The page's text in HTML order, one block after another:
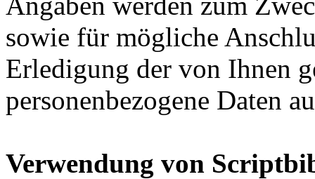
sowie für mögliche
Erledigung der von Ihnen
personenbezogene Daten
Verwendung von